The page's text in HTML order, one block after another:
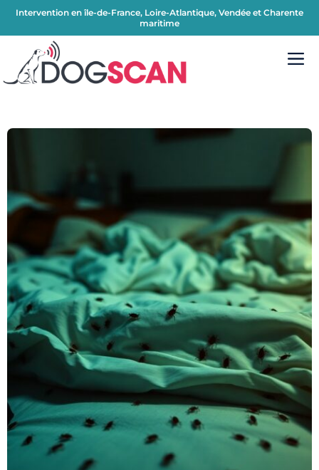
Intervention en île-de-France, Loire-Atlantique, Vendée et Charente
maritime